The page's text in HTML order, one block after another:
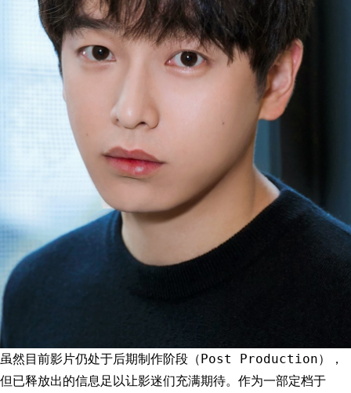
虽然目前影片仍处于后期制作阶段（Post Production），
但已释放出的信息足以让影迷们充满期待。作为一部定档于